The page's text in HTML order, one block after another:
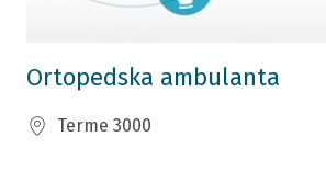
Ortopedska ambulanta
Terme 3000